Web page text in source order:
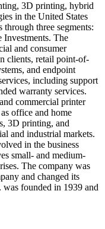
3D printing, hybrid
in the United States
three segments:
Investments. The
and consumer
clients, retail point-of-
and endpoint
including support
warranty services.
commercial printer
office and home
3D printing, and
and industrial markets.
in the business
small- and medium-
The company was
and changed its
founded in 1939 and